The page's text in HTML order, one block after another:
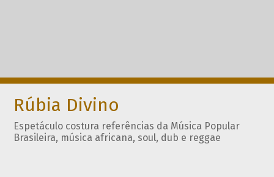
Rúbia Divino
Espetáculo costura referências da Música Popular
Brasileira, música africana, soul, dub e reggae